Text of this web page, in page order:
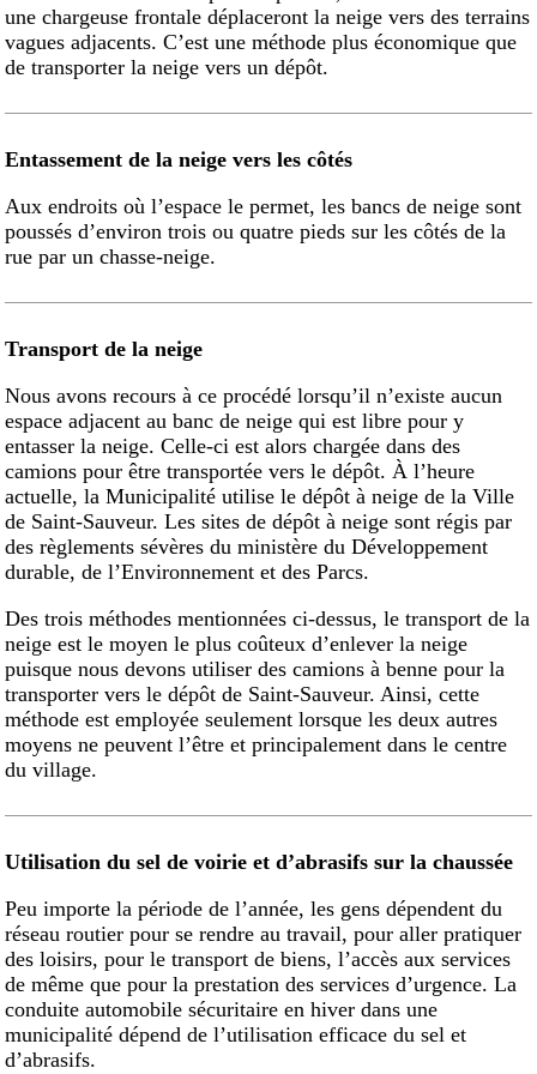
une chargeuse frontale déplaceront la neige vers des terrains
vagues adjacents. C’est une méthode plus économique que
de transporter la neige vers un dépôt.
Entassement de la neige vers les côtés
Aux endroits où l’espace le permet, les bancs de neige sont
poussés d’environ trois ou quatre pieds sur les côtés de la
rue par un chasse-neige.
Transport de la neige
Nous avons recours à ce procédé lorsqu’il n’existe aucun
espace adjacent au banc de neige qui est libre pour y
entasser la neige. Celle-ci est alors chargée dans des
camions pour être transportée vers le dépôt. À l’heure
actuelle, la Municipalité utilise le dépôt à neige de la Ville
de Saint-Sauveur. Les sites de dépôt à neige sont régis par
des règlements sévères du ministère du Développement
durable, de l’Environnement et des Parcs.
Des trois méthodes mentionnées ci-dessus, le transport de la
neige est le moyen le plus coûteux d’enlever la neige
puisque nous devons utiliser des camions à benne pour la
transporter vers le dépôt de Saint-Sauveur. Ainsi, cette
méthode est employée seulement lorsque les deux autres
moyens ne peuvent l’être et principalement dans le centre
du village.
Utilisation du sel de voirie et d’abrasifs sur la chaussée
Peu importe la période de l’année, les gens dépendent du
réseau routier pour se rendre au travail, pour aller pratiquer
des loisirs, pour le transport de biens, l’accès aux services
de même que pour la prestation des services d’urgence. La
conduite automobile sécuritaire en hiver dans une
municipalité dépend de l’utilisation efficace du sel et
d’abrasifs.